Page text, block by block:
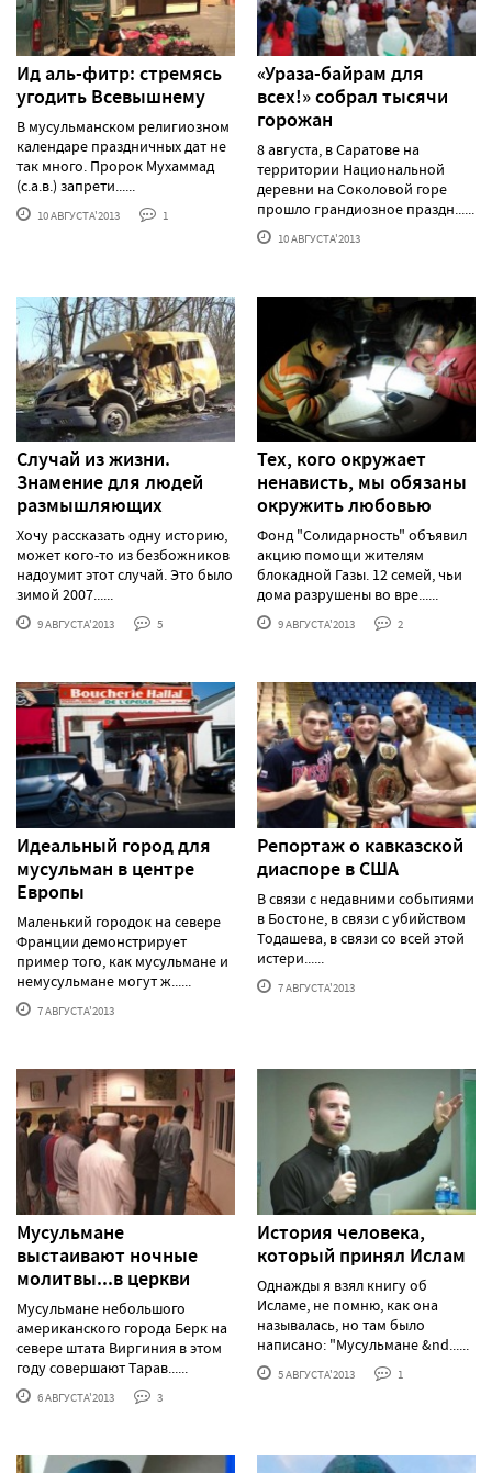
Ид аль-фитр: стремясь
угодить Всевышнему
В мусульманском религиозном
календаре праздничных дат не
так много. Пророк Мухаммад
(с.а.в.) запрети......
10 АВГУСТА'2013 1
«Ураза-байрам для
всех!» собрал тысячи
горожан
8 августа, в Саратове на
территории Национальной
деревни на Соколовой горе
прошло грандиозное праздн......
10 АВГУСТА'2013
Случай из жизни.
Знамение для людей
размышляющих
Хочу рассказать одну историю,
может кого-то из безбожников
надоумит этот случай. Это было
зимой 2007......
9 АВГУСТА'2013 5
Тех, кого окружает
ненависть, мы обязаны
окружить любовью
Фонд "Солидарность" объявил
акцию помощи жителям
блокадной Газы. 12 семей, чьи
дома разрушены во вре......
9 АВГУСТА'2013 2
Идеальный город для
мусульман в центре
Европы
Маленький городок на севере
Франции демонстрирует
пример того, как мусульмане и
немусульмане могут ж......
7 АВГУСТА'2013
Репортаж о кавказской
диаспоре в США
В связи с недавними событиями
в Бостоне, в связи с убийством
Тодашева, в связи со всей этой
истери......
7 АВГУСТА'2013
Мусульмане
выстаивают ночные
молитвы...в церкви
Мусульмане небольшого
американского города Берк на
севере штата Виргиния в этом
году совершают Тарав......
6 АВГУСТА'2013 3
История человека,
который принял Ислам
Однажды я взял книгу об
Исламе, не помню, как она
называлась, но там было
написано: "Мусульмане &nd......
5 АВГУСТА'2013 1